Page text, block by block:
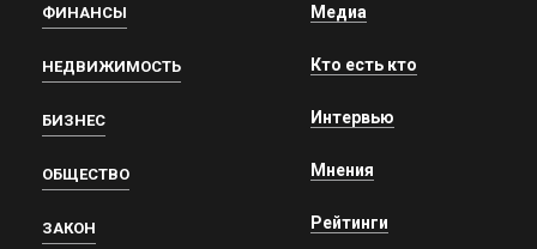
ФИНАНСЫ
НЕДВИЖИМОСТЬ
БИЗНЕС
ОБЩЕСТВО
ЗАКОН
Медиа
Кто есть кто
Интервью
Мнения
Рейтинги